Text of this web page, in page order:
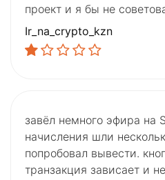
проект и я бы не
Ir_na_crypto_kzn
завёл немного эфира на
начисления шли
попробовал вывести.
транзакция зависает и